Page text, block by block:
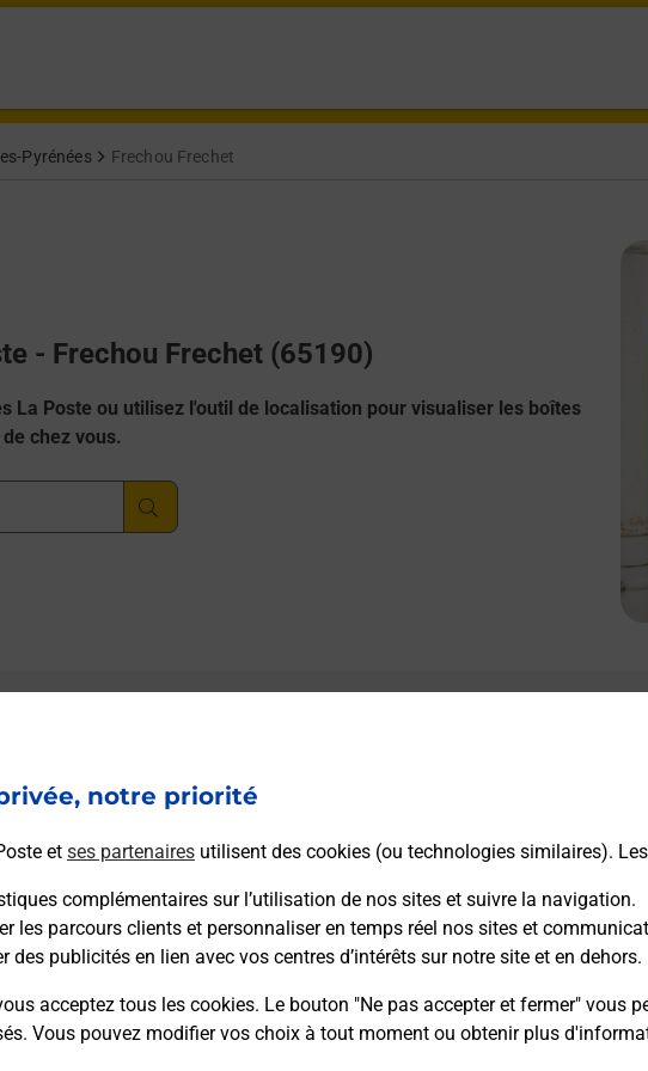
notre priorité
et ses partenaires utilisent des cookies (ou technologies similaires).
complémentaires sur l’utilisation de nos sites et suivre la navigation.
les parcours clients et personnaliser en temps réel nos sites et
des publicités en lien avec vos centres d’intérêts sur notre site et en dehors.
acceptez tous les cookies. Le bouton "Ne pas accepter et fermer" vous
Vous pouvez modifier vos choix à tout moment ou obtenir plus
Pyrénées Frechou Frechet
- Frechou Frechet (65190)
La Poste ou utilisez l'outil de localisation pour visualiser les boîtes
chez vous.
samedi à